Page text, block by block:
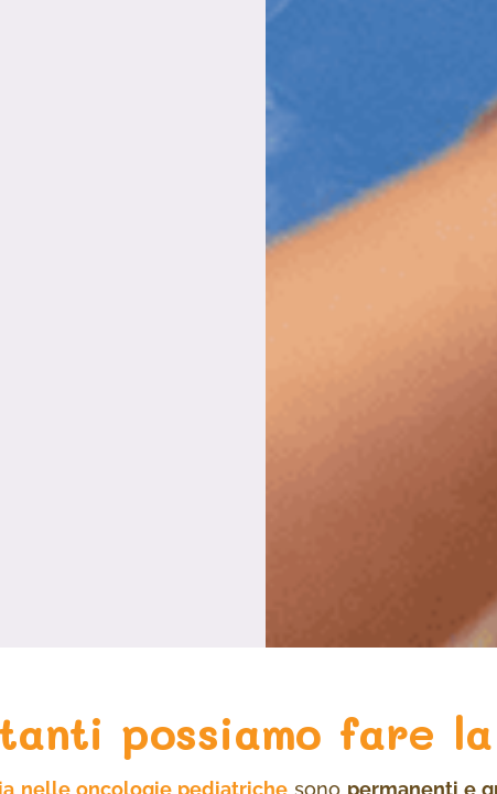
possiamo fare
nelle oncologie pediatriche sono permanenti e